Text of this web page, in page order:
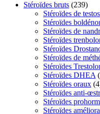
Stéroïdes bruts (239)
Stéroïdes de
Stéroïdes
Stéroïdes de
Stéroïdes
Stéroïdes
Stéroïdes de
Stéroïdes
Stéroïdes DHEA
Stéroïdes oraux
Stéroïdes anti-
Stéroïdes
Stéroïdes